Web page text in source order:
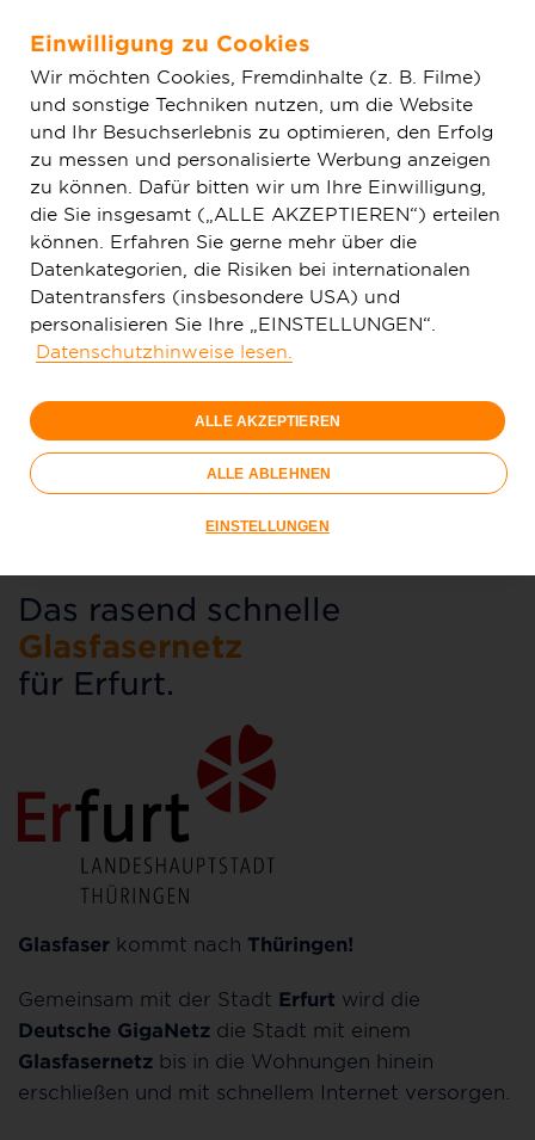
Zum Hauptinhalt springen
Glasfaser & Ausbau Ausbaugebiete
Erfurt
150 Mbit/s
29,99
€/Monat
Nur bis 15.09.
Jetzt bestellen
Glasfaser-
Das rasend schnelle
Glasfasernetz
für Erfurt.
Glasfaser kommt nach Thüringen!
Gemeinsam mit der Stadt Erfurt wird die
Deutsche GigaNetz die Stadt mit einem
Glasfasernetz bis in die Wohnungen hinein
erschließen und mit schnellem Internet versorgen.
Einwilligung zu Cookies
Wir möchten Cookies, Fremdinhalte (z. B. Filme)
und sonstige Techniken nutzen, um die Website
und Ihr Besuchserlebnis zu optimieren, den Erfolg
zu messen und personalisierte Werbung anzeigen
zu können. Dafür bitten wir um Ihre Einwilligung,
die Sie insgesamt („ALLE AKZEPTIEREN“) erteilen
können. Erfahren Sie gerne mehr über die
Datenkategorien, die Risiken bei internationalen
Datentransfers (insbesondere USA) und
personalisieren Sie Ihre „EINSTELLUNGEN“.
Datenschutzhinweise lesen.
ALLE AKZEPTIEREN
ALLE ABLEHNEN
EINSTELLUNGEN